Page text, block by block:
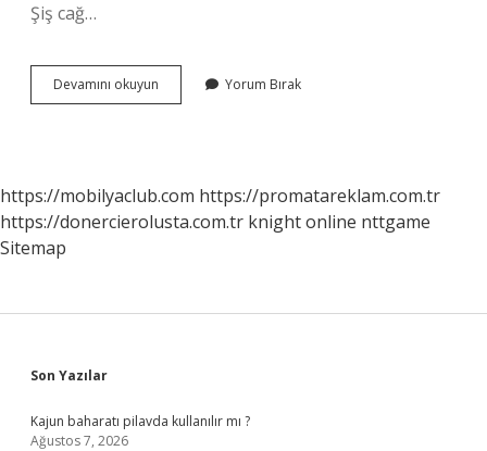
Şiş cağ…
Devamını okuyun Erzurum
Cağ
Yorum Bırak
https://mobilyaclub.com https://promatareklam.com.tr
https://donercierolusta.com.tr knight online nttgame
Sitemap
Sidebar
Son Yazılar
Kajun baharatı pilavda kullanılır mı ?
Ağustos 7, 2026